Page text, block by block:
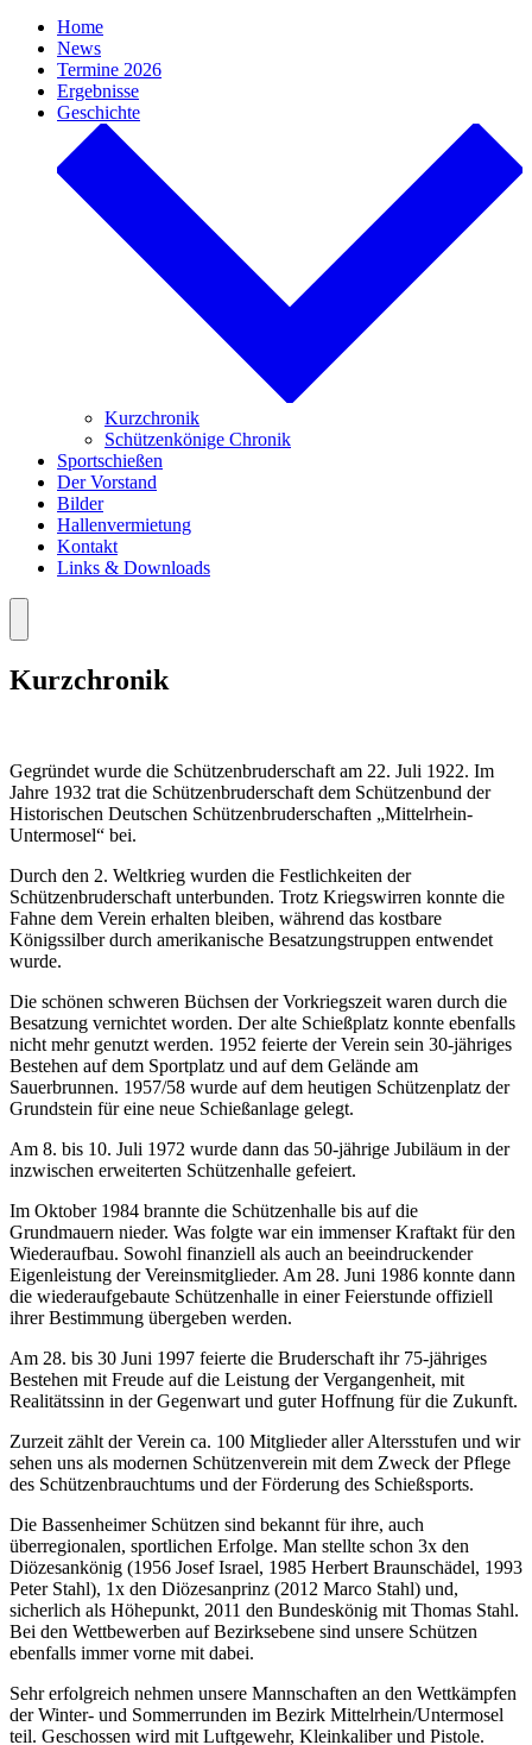
Home
News
Termine 2026
Ergebnisse
Geschichte
Kurzchronik
Schützenkönige Chronik
Sportschießen
Der Vorstand
Bilder
Hallenvermietung
Kontakt
Links & Downloads
Menü
Kurzchronik
Gegründet wurde die Schützenbruderschaft am 22. Juli 1922. Im
Jahre 1932 trat die Schützenbruderschaft dem Schützenbund der
Historischen Deutschen Schützenbruderschaften „Mittelrhein-
Untermosel“ bei.
Durch den 2. Weltkrieg wurden die Festlichkeiten der
Schützenbruderschaft unterbunden. Trotz Kriegswirren konnte die
Fahne dem Verein erhalten bleiben, während das kostbare
Königssilber durch amerikanische Besatzungstruppen entwendet
wurde.
Die schönen schweren Büchsen der Vorkriegszeit waren durch die
Besatzung vernichtet worden. Der alte Schießplatz konnte ebenfalls
nicht mehr genutzt werden. 1952 feierte der Verein sein 30-jähriges
Bestehen auf dem Sportplatz und auf dem Gelände am
Sauerbrunnen. 1957/58 wurde auf dem heutigen Schützenplatz der
Grundstein für eine neue Schießanlage gelegt.
Am 8. bis 10. Juli 1972 wurde dann das 50-jährige Jubiläum in der
inzwischen erweiterten Schützenhalle gefeiert.
Im Oktober 1984 brannte die Schützenhalle bis auf die
Grundmauern nieder. Was folgte war ein immenser Kraftakt für den
Wiederaufbau. Sowohl finanziell als auch an beeindruckender
Eigenleistung der Vereinsmitglieder. Am 28. Juni 1986 konnte dann
die wiederaufgebaute Schützenhalle in einer Feierstunde offiziell
ihrer Bestimmung übergeben werden.
Am 28. bis 30 Juni 1997 feierte die Bruderschaft ihr 75-jähriges
Bestehen mit Freude auf die Leistung der Vergangenheit, mit
Realitätssinn in der Gegenwart und guter Hoffnung für die Zukunft.
Zurzeit zählt der Verein ca. 100 Mitglieder aller Altersstufen und wir
sehen uns als modernen Schützenverein mit dem Zweck der Pflege
des Schützenbrauchtums und der Förderung des Schießsports.
Die Bassenheimer Schützen sind bekannt für ihre, auch
überregionalen, sportlichen Erfolge. Man stellte schon 3x den
Diözesankönig (1956 Josef Israel, 1985 Herbert Braunschädel, 1993
Peter Stahl), 1x den Diözesanprinz (2012 Marco Stahl) und,
sicherlich als Höhepunkt, 2011 den Bundeskönig mit Thomas Stahl.
Bei den Wettbewerben auf Bezirksebene sind unsere Schützen
ebenfalls immer vorne mit dabei.
Sehr erfolgreich nehmen unsere Mannschaften an den Wettkämpfen
der Winter- und Sommerrunden im Bezirk Mittelrhein/Untermosel
teil. Geschossen wird mit Luftgewehr, Kleinkaliber und Pistole.